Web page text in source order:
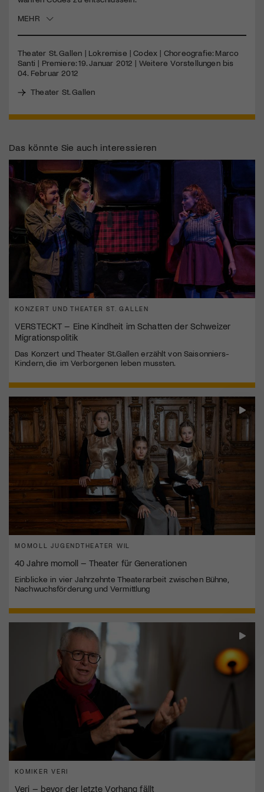
MEHR
Theater St. Gallen | Lokremise | Codex | Choreografie: Marco
Santi | Premiere: 19. Januar 2012 | Weitere Vorstellungen bis
04. Februar 2012
Theater St. Gallen
Das könnte Sie auch interessieren
KONZERT UND THEATER ST. GALLEN
VERSTECKT – Eine Kindheit im Schatten der Schweizer
Migrationspolitik
Das Konzert und Theater St.Gallen erzählt von Saisonniers-
Kindern, die im Verborgenen leben mussten.
MOMOLL JUGENDTHEATER WIL
40 Jahre momoll – Theater für Generationen
Einblicke in vier Jahrzehnte Theaterarbeit zwischen Bühne,
Nachwuchsförderung und Vermittlung
KOMIKER VERI
Veri – bevor der letzte Vorhang fällt